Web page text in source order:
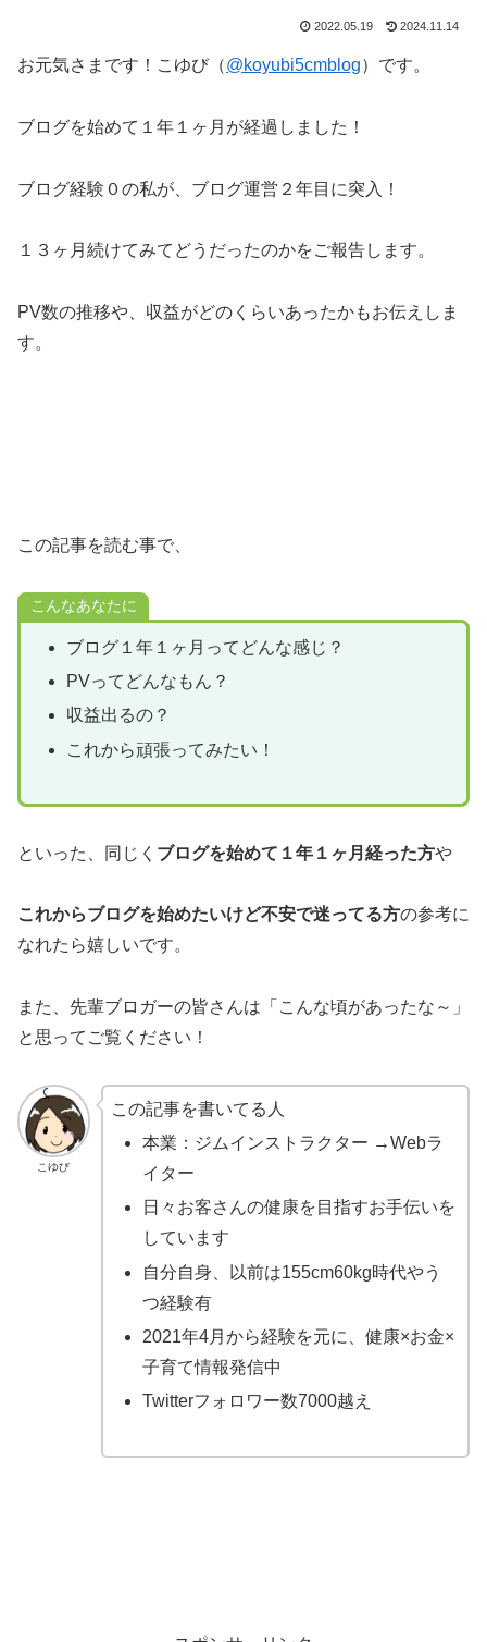
2022.05.19 2024.11.14
お元気さまです！こゆび（@koyubi5cmblog）です。
ブログを始めて１年１ヶ月が経過しました！
ブログ経験０の私が、ブログ運営２年目に突入！
１３ヶ月続けてみてどうだったのかをご報告します。
PV数の推移や、収益がどのくらいあったかもお伝えしま
す。
この記事を読む事で、
こんなあなたに
ブログ１年１ヶ月ってどんな感じ？
PVってどんなもん？
収益出るの？
これから頑張ってみたい！
といった、同じく ブログを始めて１年１ヶ月経った方や
これからブログを始めたいけど不安で迷ってる方の参考に
なれたら嬉しいです。
また、先輩ブロガーの皆さんは「こんな頃があったな～」
と思ってご覧ください！
こゆび
この記事を書いてる人
本業：ジムインストラクター →Webラ
イター
日々お客さんの健康を目指すお手伝いを
しています
自分自身、以前は155cm60kg時代やう
つ経験有
2021年4月から経験を元に、健康×お金×
子育て情報発信中
Twitterフォロワー数7000越え